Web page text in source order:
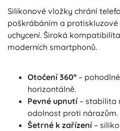
Silikonové vložky chrání
poškrábáním a
uchycení. Široká
moderních smartphonů.
Otočení 360° –
horizontálně.
Pevné upnutí – stabilita
odolnost proti nárazům.
Šetrné k zařízení –